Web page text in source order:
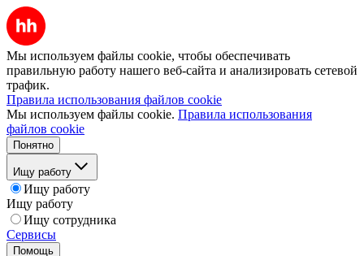
Мы используем файлы cookie, чтобы обеспечивать
правильную работу нашего веб-сайта и анализировать сетевой
трафик.
Правила использования файлов cookie
Мы используем файлы cookie. Правила использования
файлов cookie
Понятно
Ищу работу
Ищу работу
Ищу работу
Ищу сотрудника
Сервисы
Помощь